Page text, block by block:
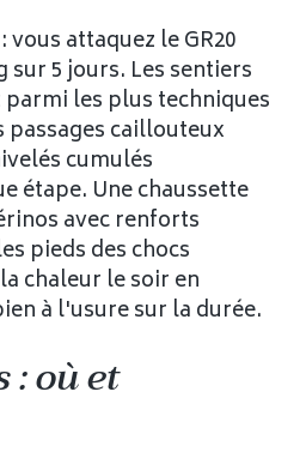
attaquez le GR20
sur 5 jours. Les sentiers
les plus techniques
passages caillouteux
cumulés
étape. Une chaussette
avec renforts
pieds des chocs
chaleur le soir en
à l'usure sur la durée.
: où et